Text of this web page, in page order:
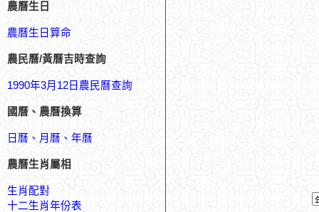
農曆生日
農曆生日算命
農民曆/黃曆吉時查詢
1990年3月12日農民曆查詢
國曆、農曆換算
日曆、月曆、年曆
農曆生肖屬相
生肖配對
十二生肖年份表